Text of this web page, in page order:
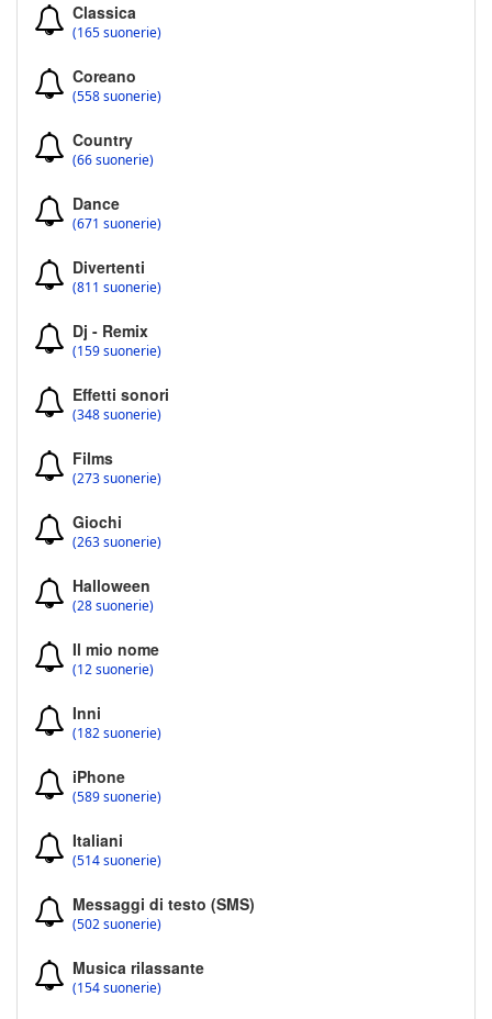
Classica
(165 suonerie)
Coreano
(558 suonerie)
Country
(66 suonerie)
Dance
(671 suonerie)
Divertenti
(811 suonerie)
Dj - Remix
(159 suonerie)
Effetti sonori
(348 suonerie)
Films
(273 suonerie)
Giochi
(263 suonerie)
Halloween
(28 suonerie)
Il mio nome
(12 suonerie)
Inni
(182 suonerie)
iPhone
(589 suonerie)
Italiani
(514 suonerie)
Messaggi di testo (SMS)
(502 suonerie)
Musica rilassante
(154 suonerie)